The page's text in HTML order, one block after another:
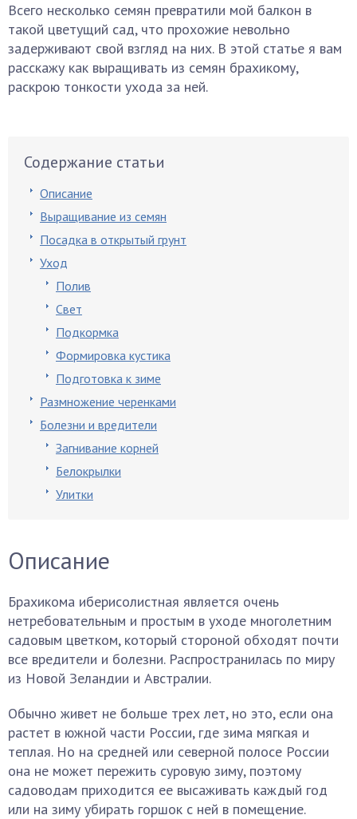
Всего несколько семян превратили мой балкон в
такой цветущий сад, что прохожие невольно
задерживают свой взгляд на них. В этой статье я вам
расскажу как выращивать из семян брахикому,
раскрою тонкости ухода за ней.
Содержание статьи
Описание
Выращивание из семян
Посадка в открытый грунт
Уход
Полив
Свет
Подкормка
Формировка кустика
Подготовка к зиме
Размножение черенками
Болезни и вредители
Загнивание корней
Белокрылки
Улитки
Описание
Брахикома иберисолистная является очень
нетребовательным и простым в уходе многолетним
садовым цветком, который стороной обходят почти
все вредители и болезни. Распространилась по миру
из Новой Зеландии и Австралии.
Обычно живет не больше трех лет, но это, если она
растет в южной части России, где зима мягкая и
теплая. Но на средней или северной полосе России
она не может пережить суровую зиму, поэтому
садоводам приходится ее высаживать каждый год
или на зиму убирать горшок с ней в помещение.